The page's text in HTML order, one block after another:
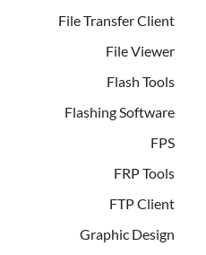
File Transfer Client
File Viewer
Flash Tools
Flashing Software
FPS
FRP Tools
FTP Client
Graphic Design